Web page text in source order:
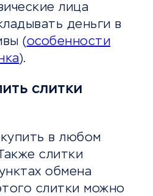
лица
деньги в
(особенности
).
слитки
в любом
слитки
обмена
слитки можно